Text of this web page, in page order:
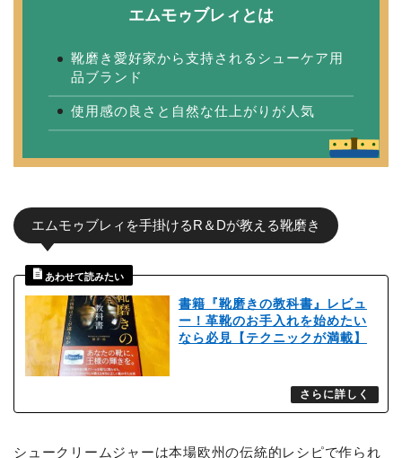
エムモゥブレィとは
靴磨き愛好家から支持されるシューケア用
品ブランド
使用感の良さと自然な仕上がりが人気
エムモゥブレィを手掛けるR＆Dが教える靴磨き
書籍『靴磨きの教科書』レビュ
ー！革靴のお手入れを始めたい
なら必見【テクニックが満載】
シュークリームジャーは本場欧州の伝統的レシピで作られ